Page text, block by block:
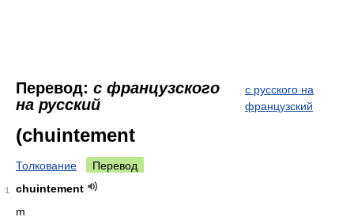
Перевод: с французского
на русский
с русского на
французский
(chuintement
Толкование Перевод
1
chuintement
m